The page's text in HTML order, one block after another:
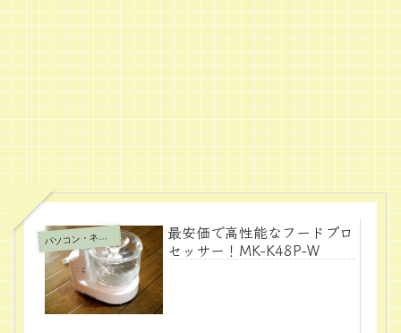
パ
ソコン・ネット
最安価で高性能なフードプロ
セッサー！MK-K48P-W